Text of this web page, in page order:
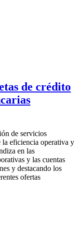
de crédito
de servicios
la eficiencia operativa y
en las
y las cuentas
y destacando los
ofertas